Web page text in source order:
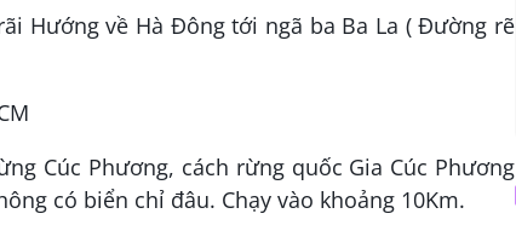
Hướng về Hà Đông tới ngã ba Ba La ( Đường rẽ
Cúc Phương, cách rừng quốc Gia Cúc Phương
có biển chỉ đâu. Chạy vào khoảng 10Km.